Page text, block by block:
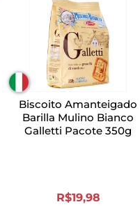
Biscoito Amanteigado
Barilla Mulino Bianco
Galletti Pacote 350g
R$19,98